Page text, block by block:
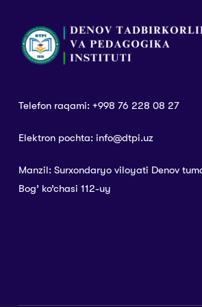
Telefon raqami: +998 76 228 08 27
Elektron pochta: info@dtpi.uz
Manzil: Surxondaryo viloyati Denov
Bog’ ko’chasi 112-uy